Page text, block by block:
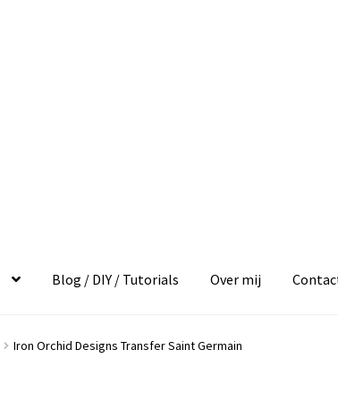
Blog / DIY / Tutorials Over mij
Iron Orchid Designs Transfer Saint Germain